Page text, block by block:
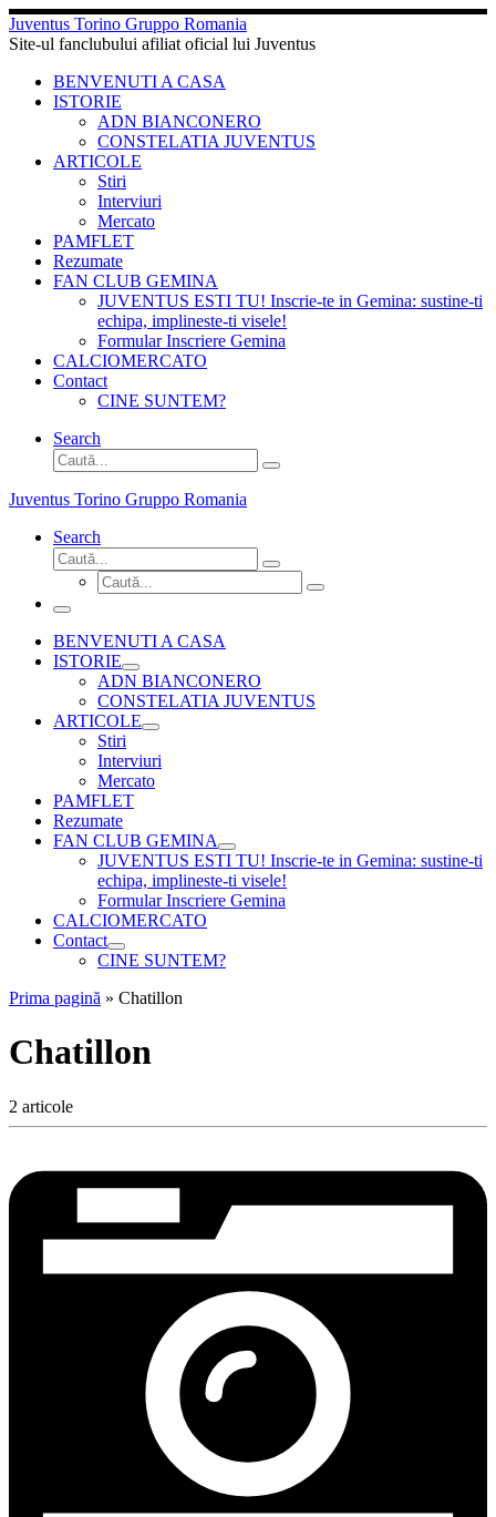
Sari
la
Juventus Torino Gruppo Romania
Site-ul fanclubului afiliat oficial lui Juventus
BENVENUTI A CASA
ISTORIE
ADN BIANCONERO
CONSTELATIA JUVENTUS
ARTICOLE
Stiri
Interviuri
Mercato
PAMFLET
Rezumate
FAN CLUB GEMINA
JUVENTUS ESTI TU! Inscrie-te in Gemina: sustine-ti
echipa, implineste-ti visele!
Formular Inscriere Gemina
CALCIOMERCATO
Contact
CINE SUNTEM?
Search
Căutare
Caută...
Juventus Torino Gruppo Romania
Search
Căutare
Caută...
Căutare
Caută...
Meniu
BENVENUTI A CASA
ISTORIE
ADN BIANCONERO
CONSTELATIA JUVENTUS
ARTICOLE
Stiri
Interviuri
Mercato
PAMFLET
Rezumate
FAN CLUB GEMINA
JUVENTUS ESTI TU! Inscrie-te in Gemina: sustine-ti
echipa, implineste-ti visele!
Formular Inscriere Gemina
CALCIOMERCATO
Contact
CINE SUNTEM?
Prima pagină » Chatillon
Chatillon
2 articole